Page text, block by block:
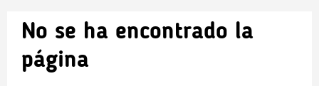
No se ha encontrado la
página